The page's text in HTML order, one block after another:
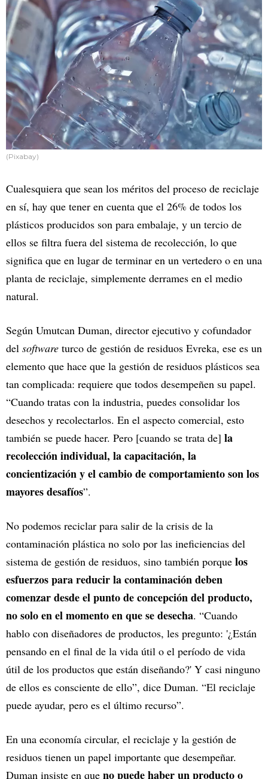
(Pixabay)
Cualesquiera que sean los méritos del proceso de reciclaje
en sí, hay que tener en cuenta que el 26% de todos los
plásticos producidos son para embalaje, y un tercio de
ellos se filtra fuera del sistema de recolección, lo que
significa que en lugar de terminar en un vertedero o en una
planta de reciclaje, simplemente derrames en el medio
natural.
Según Umutcan Duman, director ejecutivo y cofundador
del software turco de gestión de residuos Evreka, ese es un
elemento que hace que la gestión de residuos plásticos sea
tan complicada: requiere que todos desempeñen su papel.
“Cuando tratas con la industria, puedes consolidar los
desechos y recolectarlos. En el aspecto comercial, esto
también se puede hacer. Pero [cuando se trata de] la
recolección individual, la capacitación, la
concientización y el cambio de comportamiento son los
mayores desafíos”.
No podemos reciclar para salir de la crisis de la
contaminación plástica no solo por las ineficiencias del
sistema de gestión de residuos, sino también porque los
esfuerzos para reducir la contaminación deben
comenzar desde el punto de concepción del producto,
no solo en el momento en que se desecha. “Cuando
hablo con diseñadores de productos, les pregunto: '¿Están
pensando en el final de la vida útil o el período de vida
útil de los productos que están diseñando?' Y casi ninguno
de ellos es consciente de ello”, dice Duman. “El reciclaje
puede ayudar, pero es el último recurso”.
En una economía circular, el reciclaje y la gestión de
residuos tienen un papel importante que desempeñar.
Duman insiste en que no puede haber un producto o